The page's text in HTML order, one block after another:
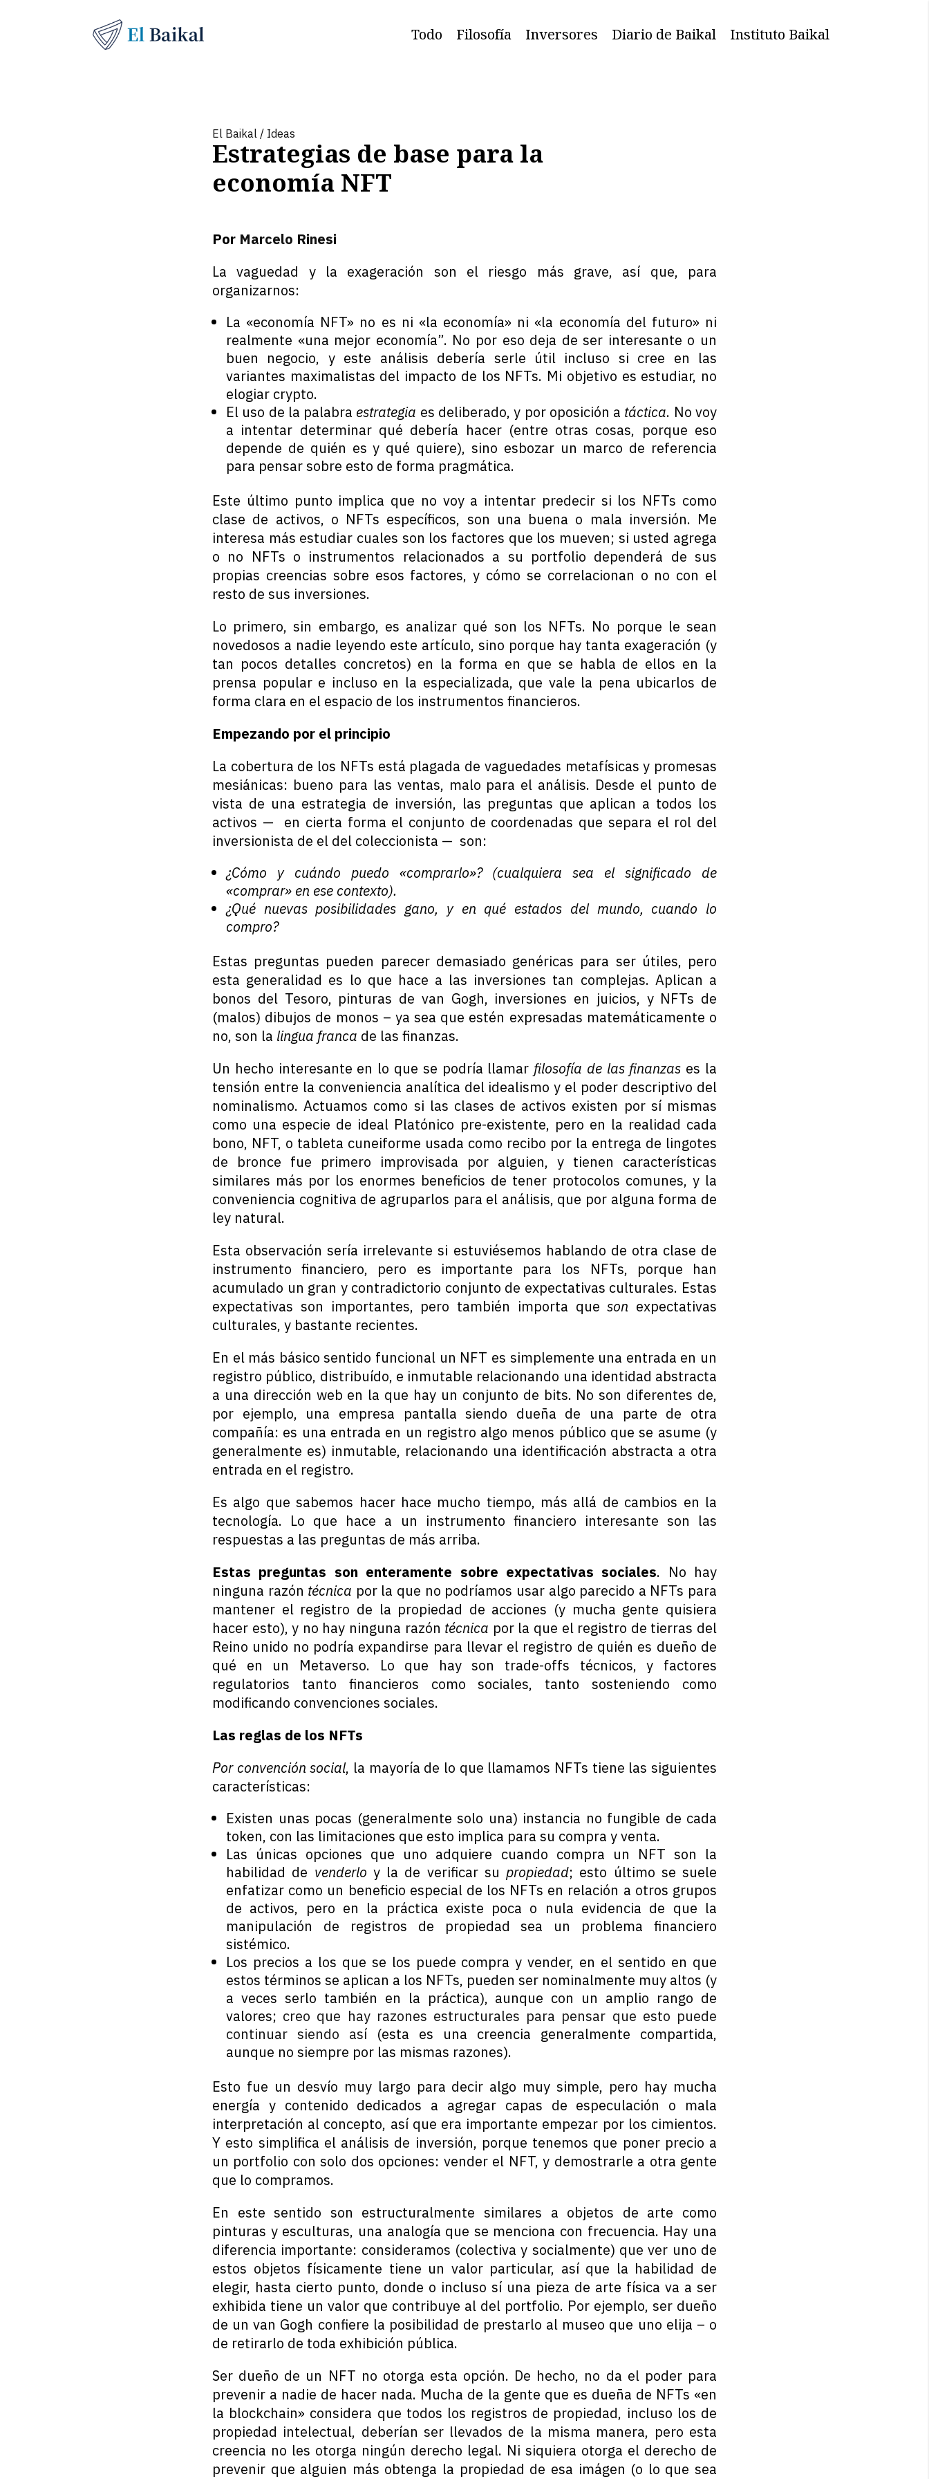
Todo Filosofía Inversores Diario de Baikal Instituto Baikal
El Baikal / Ideas
Estrategias de base para la
economía NFT
Por Marcelo Rinesi
La vaguedad y la exageración son el riesgo más grave, así que, para
organizarnos:
La «economía NFT» no es ni «la economía» ni «la economía del futuro» ni
realmente «una mejor economía”. No por eso deja de ser interesante o un
buen negocio, y este análisis debería serle útil incluso si cree en las
variantes maximalistas del impacto de los NFTs. Mi objetivo es estudiar, no
elogiar crypto.
El uso de la palabra estrategia es deliberado, y por oposición a táctica. No voy
a intentar determinar qué debería hacer (entre otras cosas, porque eso
depende de quién es y qué quiere), sino esbozar un marco de referencia
para pensar sobre esto de forma pragmática.
Este último punto implica que no voy a intentar predecir si los NFTs como
clase de activos, o NFTs específicos, son una buena o mala inversión. Me
interesa más estudiar cuales son los factores que los mueven; si usted agrega
o no NFTs o instrumentos relacionados a su portfolio dependerá de sus
propias creencias sobre esos factores, y cómo se correlacionan o no con el
resto de sus inversiones.
Lo primero, sin embargo, es analizar qué son los NFTs. No porque le sean
novedosos a nadie leyendo este artículo, sino porque hay tanta exageración (y
tan pocos detalles concretos) en la forma en que se habla de ellos en la
prensa popular e incluso en la especializada, que vale la pena ubicarlos de
forma clara en el espacio de los instrumentos financieros.
Empezando por el principio
La cobertura de los NFTs está plagada de vaguedades metafísicas y promesas
mesiánicas: bueno para las ventas, malo para el análisis. Desde el punto de
vista de una estrategia de inversión, las preguntas que aplican a todos los
activos — en cierta forma el conjunto de coordenadas que separa el rol del
inversionista de el del coleccionista — son:
¿Cómo y cuándo puedo «comprarlo»? (cualquiera sea el significado de
«comprar» en ese contexto).
¿Qué nuevas posibilidades gano, y en qué estados del mundo, cuando lo
compro?
Estas preguntas pueden parecer demasiado genéricas para ser útiles, pero
esta generalidad es lo que hace a las inversiones tan complejas. Aplican a
bonos del Tesoro, pinturas de van Gogh, inversiones en juicios, y NFTs de
(malos) dibujos de monos – ya sea que estén expresadas matemáticamente o
no, son la lingua franca de las finanzas.
Un hecho interesante en lo que se podría llamar filosofía de las finanzas es la
tensión entre la conveniencia analítica del idealismo y el poder descriptivo del
nominalismo. Actuamos como si las clases de activos existen por sí mismas
como una especie de ideal Platónico pre-existente, pero en la realidad cada
bono, NFT, o tableta cuneiforme usada como recibo por la entrega de lingotes
de bronce fue primero improvisada por alguien, y tienen características
similares más por los enormes beneficios de tener protocolos comunes, y la
conveniencia cognitiva de agruparlos para el análisis, que por alguna forma de
ley natural.
Esta observación sería irrelevante si estuviésemos hablando de otra clase de
instrumento financiero, pero es importante para los NFTs, porque han
acumulado un gran y contradictorio conjunto de expectativas culturales. Estas
expectativas son importantes, pero también importa queson expectativas
culturales, y bastante recientes.
En el más básico sentido funcional un NFT es simplemente una entrada en un
registro público, distribuído, e inmutable relacionando una identidad abstracta
a una dirección web en la que hay un conjunto de bits. No son diferentes de,
por ejemplo, una empresa pantalla siendo dueña de una parte de otra
compañía: es una entrada en un registro algo menos público que se asume (y
generalmente es) inmutable, relacionando una identificación abstracta a otra
entrada en el registro.
Es algo que sabemos hacer hace mucho tiempo, más allá de cambios en la
tecnología. Lo que hace a un instrumento financiero interesante son las
respuestas a las preguntas de más arriba.
Estas preguntas son enteramente sobre expectativas sociales. No hay
ninguna razón técnica por la que no podríamos usar algo parecido a NFTs para
mantener el registro de la propiedad de acciones (y mucha gente quisiera
hacer esto), y no hay ninguna razón técnica por la que el registro de tierras del
Reino unido no podría expandirse para llevar el registro de quién es dueño de
qué en un Metaverso. Lo que hay son trade-offs técnicos, y factores
regulatorios tanto financieros como sociales, tanto sosteniendo como
modificando convenciones sociales.
Las reglas de los NFTs
Por convención social, la mayoría de lo que llamamos NFTs tiene las siguientes
características:
Existen unas pocas (generalmente solo una) instancia no fungible de cada
token, con las limitaciones que esto implica para su compra y venta.
Las únicas opciones que uno adquiere cuando compra un NFT son la
habilidad de venderlo y la de verificar su propiedad; esto último se suele
enfatizar como un beneficio especial de los NFTs en relación a otros grupos
de activos, pero en la práctica existe poca o nula evidencia de que la
manipulación de registros de propiedad sea un problema financiero
sistémico.
Los precios a los que se los puede compra y vender, en el sentido en que
estos términos se aplican a los NFTs, pueden ser nominalmente muy altos (y
a veces serlo también en la práctica), aunque con un amplio rango de
valores; creo que hay razones estructurales para pensar que esto puede
continuar siendo así (esta es una creencia generalmente compartida,
aunque no siempre por las mismas razones).
Esto fue un desvío muy largo para decir algo muy simple, pero hay mucha
energía y contenido dedicados a agregar capas de especulación o mala
interpretación al concepto, así que era importante empezar por los cimientos.
Y esto simplifica el análisis de inversión, porque tenemos que poner precio a
un portfolio con solo dos opciones: vender el NFT, y demostrarle a otra gente
que lo compramos.
En este sentido son estructuralmente similares a objetos de arte como
pinturas y esculturas, una analogía que se menciona con frecuencia. Hay una
diferencia importante: consideramos (colectiva y socialmente) que ver uno de
estos objetos físicamente tiene un valor particular, así que la habilidad de
elegir, hasta cierto punto, donde o incluso sí una pieza de arte física va a ser
exhibida tiene un valor que contribuye al del portfolio. Por ejemplo, ser dueño
de un van Gogh confiere la posibilidad de prestarlo al museo que uno elija – o
de retirarlo de toda exhibición pública.
Ser dueño de un NFT no otorga esta opción. De hecho, no da el poder para
prevenir a nadie de hacer nada. Mucha de la gente que es dueña de NFTs «en
la blockchain» considera que todos los registros de propiedad, incluso los de
propiedad intelectual, deberían ser llevados de la misma manera, pero esta
creencia no les otorga ningún derecho legal. Ni siquiera otorga el derecho de
prevenir que alguien más obtenga la propiedad de esa imágen (o lo que sea